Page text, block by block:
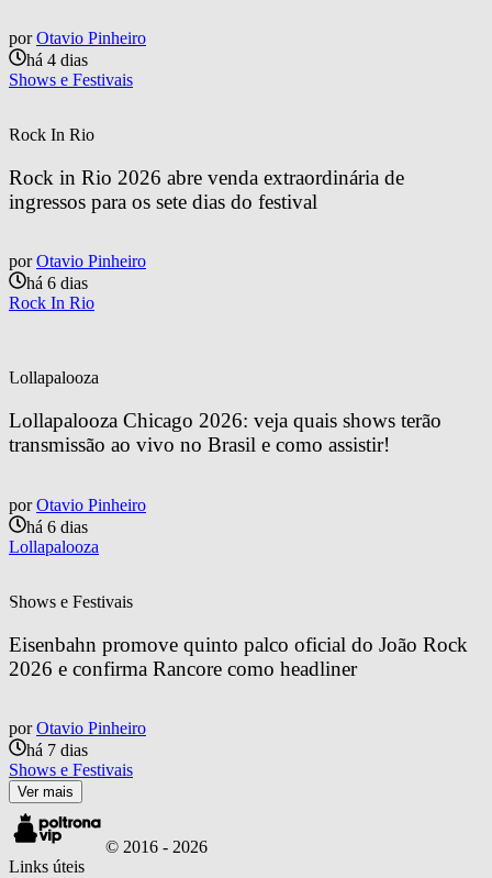
por Otavio Pinheiro
há 4 dias
Shows e Festivais
Rock In Rio
Rock in Rio 2026 abre venda extraordinária de
ingressos para os sete dias do festival
por Otavio Pinheiro
há 6 dias
Rock In Rio
Lollapalooza
Lollapalooza Chicago 2026: veja quais shows terão
transmissão ao vivo no Brasil e como assistir!
por Otavio Pinheiro
há 6 dias
Lollapalooza
Shows e Festivais
Eisenbahn promove quinto palco oficial do João Rock
2026 e confirma Rancore como headliner
por Otavio Pinheiro
há 7 dias
Shows e Festivais
Ver mais
© 2016 - 2026
Links úteis